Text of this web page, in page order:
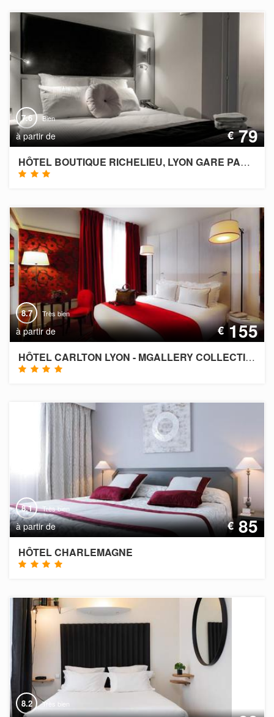
7.6 Bien
à partir de €79
HÔTEL BOUTIQUE RICHELIEU, LYON GARE PART-DIEU
8.7 Très bien
à partir de €155
HÔTEL CARLTON LYON - MGALLERY COLLECTION
8.1 Très bien
à partir de € 85
HÔTEL CHARLEMAGNE
8.2 Très bien